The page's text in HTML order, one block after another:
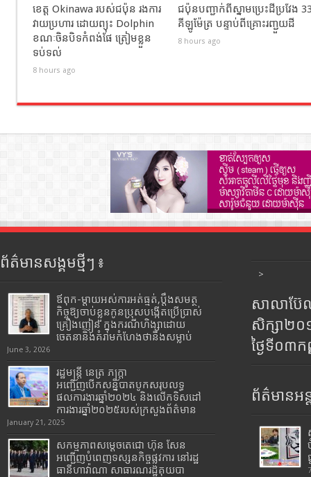
ខេត្ត Okinawa របស់ជប៉ុន រងការ
វាយប្រហារ ដោយព្យុះ Dolphin
ខណៈចិនបិទកំពង់ផែ ត្រៀមខ្លួន
ទប់ទល់
8 hours ago
ជប៉ុនបញ្ជាក់ពីស្នាមប្រេះដីប្រវែង
គីឡូម៉ែត្រ បន្ទាប់ពីគ្រោះរញ្ជួយដី
8 hours ago
ព័ត៌មានសង្គមថ្មីៗ ៖
ឪពុក-ម្ដាយអស់ការអត់ធ្មត់,ប្ដឹងសមត្ថ
កិច្ចឱ្យចាប់ខ្លួនកូនប្រុសបង្កើតប្រើប្រាស់
គ្រឿងញៀន ក្នុងករណីហិង្សាដោយ
ចេតនានិងគំរាមកំហែងថានឹងសម្លាប់
June 3, 2026
រដ្ឋមន្រ្តី​ នេត្រ​ ភក្ត្រា​
អញ្ជើញបើកសន្និបាតបូកសរុបលទ្ធ
ផលការងារឆ្នាំ២០២៤ និងលើកទិសដៅ
ការងារឆ្នាំ២០២៥របស់​ក្រសួង​ព័ត៌មាន​
January 21, 2025
សកម្មភាពសម្តេចតេជោ ហ៊ុន សែន
អញ្ជើញបំពេញទស្សនកិច្ចផ្លូវការ នៅរដ្ឋ
ធានីហាវ៉ាណា សាធារណរដ្ឋគុយបា
>
សាលាប៊ែ
សិក្សា២
ថ្ងៃទី០៣
ព័ត៌មានអន្